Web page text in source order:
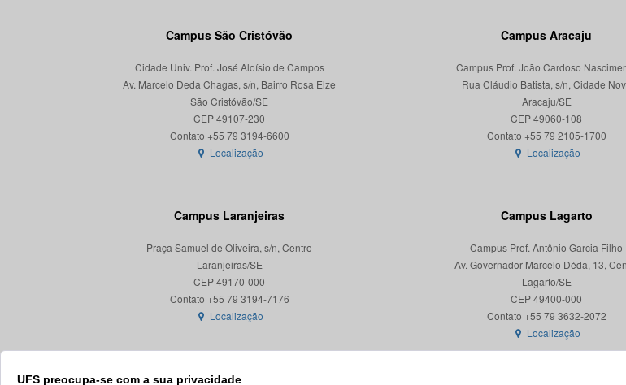
UFS preocupa-se com a sua privacidade
Campus São Cristóvão
Cidade Univ. Prof. José Aloísio de Campos
Av. Marcelo Deda Chagas, s/n, Bairro Rosa Elze
São Cristóvão/SE
CEP 49107-230
Localização
Campus Aracaju
Campus Prof. João Cardoso
Rua Cláudio Batista, s/n, Cidade
Aracaju/SE
CEP 49060-108
Localização
Campus Laranjeiras
Praça Samuel de Oliveira, s/n, Centro
Laranjeiras/SE
CEP 49170-000
Localização
Campus Lagarto
Campus Prof. Antônio Garcia Filho
Av. Governador Marcelo Déda, 13,
Lagarto/SE
CEP 49400-000
Localização